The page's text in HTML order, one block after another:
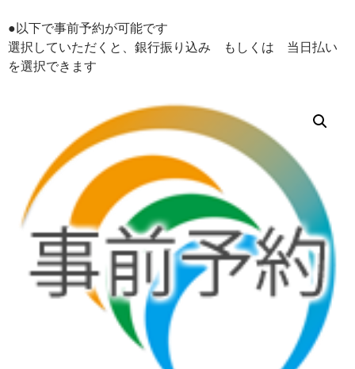
●以下で事前予約が可能です
選択していただくと、銀行振り込み もしくは 当日払い
を選択できます